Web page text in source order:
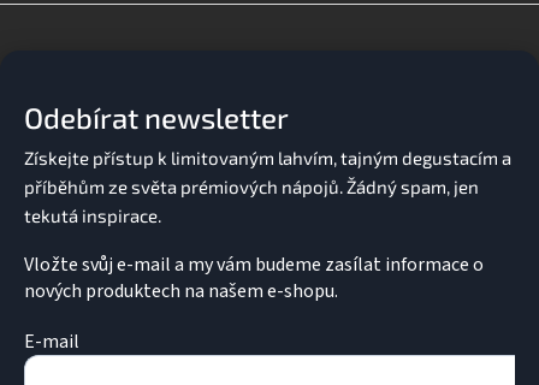
Odebírat newsletter
Vložte svůj e-mail a my vám budeme zasílat informace o
nových produktech na našem e-shopu.
E-mail